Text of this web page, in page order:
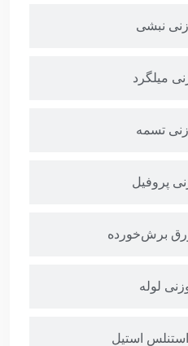
نبشی
میلگرد
تسمه
پروفیل
برش‌خورده
لوله
استیل